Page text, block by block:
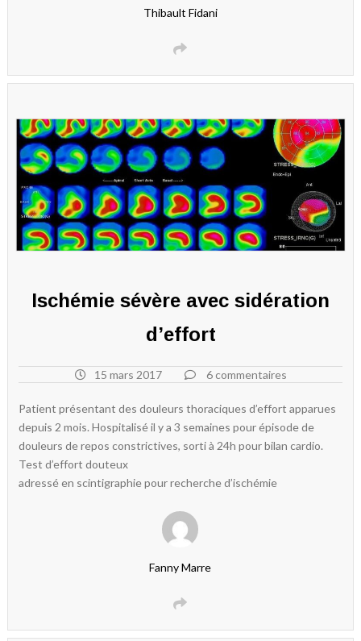
Thibault Fidani
Ischémie sévère avec sidération
d’effort
15 mars 2017 6 commentaires
Patient présentant des douleurs thoraciques d’effort apparues
depuis 2 mois. Hospitalisé il y a 3 semaines pour épisode de
douleurs de repos constrictives, sorti à 24h pour bilan cardio.
Test d’effort douteux
adressé en scintigraphie pour recherche d’ischémie
Fanny Marre